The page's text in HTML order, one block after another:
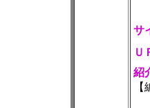
サ
Ｕ
紹
【